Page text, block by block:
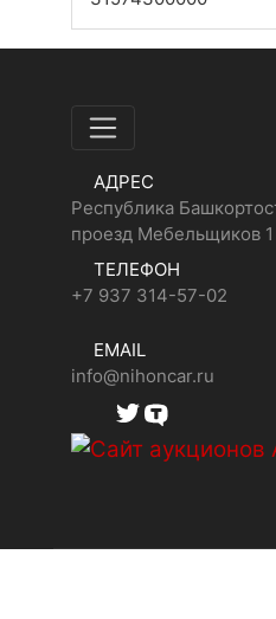
АДРЕС
Республика
проезд Мебельщиков 1
ТЕЛЕФОН
+7 937 314-57-02
EMAIL
info@nihoncar.ru